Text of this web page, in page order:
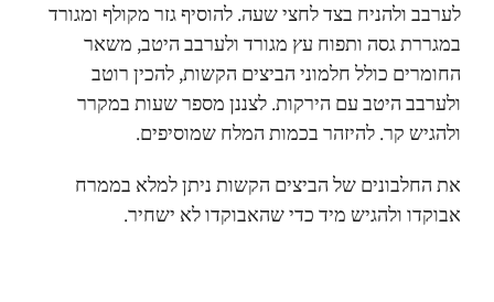
לערבב ולהניח בצד לחצי שעה. להוסיף גזר מקולף ומגורד
במגררת גסה ותפוח עץ מגורד ולערבב היטב, משאר
החומרים כולל חלמוני הביצים הקשות, להכין רוטב
ולערבב היטב עם הירקות. לצננן מספר שעות במקרר
ולהגיש קר. להיזהר בכמות המלח שמוסיפים.
את החלבונים של הביצים הקשות ניתן למלא בממרח
אבוקדו ולהגיש מיד כדי שהאבוקדו לא ישחיר.